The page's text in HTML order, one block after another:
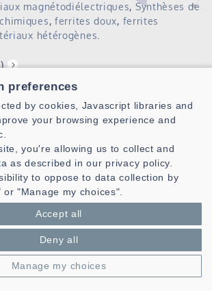
magnétodiélectriques, Synthèses de
,ferrites doux, ferrites
hétérogènes
et Techniques de l'information de la
la Connaissance
- CS 83818
3 - France
preferences
by cookies, Javascript libraries and
your browsing experience and
you're allowing us to collect and
as described in our privacy policy.
to oppose to data collection by
"Manage my choices".
Accept all
Deny all
Manage my choices